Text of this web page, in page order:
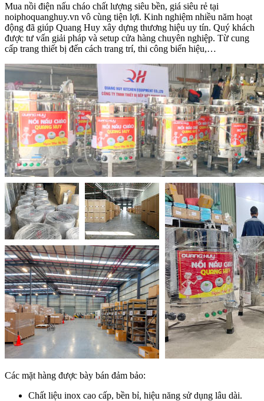
Mua nồi điện nấu cháo chất lượng siêu bền, giá siêu rẻ tại
noiphoquanghuy.vn vô cùng tiện lợi. Kinh nghiệm nhiều năm hoạt
động đã giúp Quang Huy xây dựng thương hiệu uy tín. Quý khách
được tư vấn giải pháp và setup cửa hàng chuyên nghiệp. Từ cung
cấp trang thiết bị đến cách trang trí, thi công biển hiệu,…
Các mặt hàng được bày bán đảm bảo:
Chất liệu inox cao cấp, bền bỉ, hiệu năng sử dụng lâu dài.